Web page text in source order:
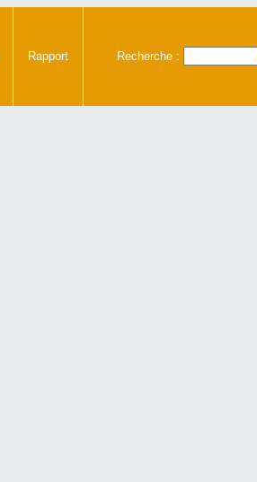
Rapport Recherche :